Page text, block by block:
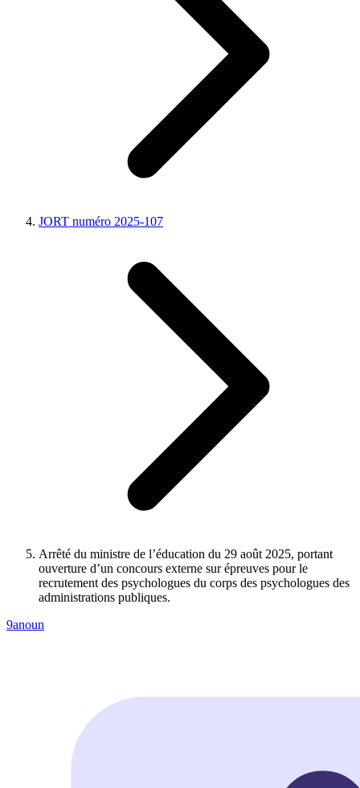
JORT numéro 2025-107
Arrêté du ministre de l’éducation du 29 août 2025, portant
ouverture d’un concours externe sur épreuves pour le
recrutement des psychologues du corps des psychologues des
administrations publiques.
9anoun